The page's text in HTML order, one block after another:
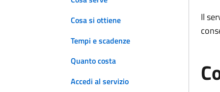
Cosa si ottiene
Tempi e scadenze
Quanto costa
Accedi al servizio
Il